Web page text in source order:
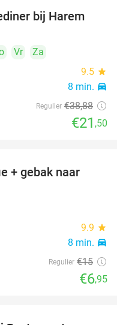
food
food
45%
bij Harem
Vr
Za
9.5 star
8 min. directions_car
Regulier €38,88
€21 ,50
+ gebak naar
9.9 star
8 min. directions_car
Regulier €15
€6,95